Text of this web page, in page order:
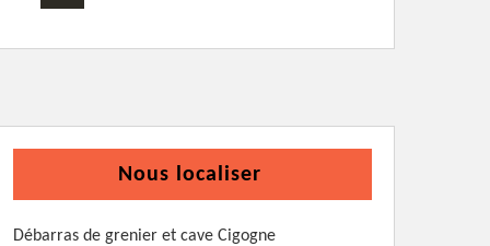
Nous localiser
Débarras de grenier et cave Cigogne